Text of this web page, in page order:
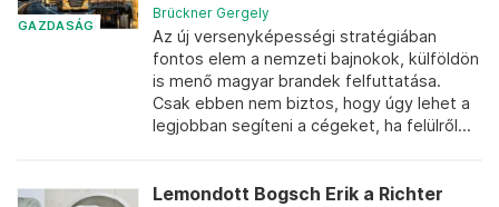
GAZDASÁG
Brückner Gergely
Az új versenyképességi stratégiában
fontos elem a nemzeti bajnokok, külföldön
is menő magyar brandek felfuttatása.
Csak ebben nem biztos, hogy úgy lehet a
legjobban segíteni a cégeket, ha felülről...
Lemondott Bogsch Erik a Richter